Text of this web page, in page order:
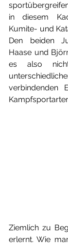
in diesem
Kumite- und
Den beiden
Haase und
es also
verbindenden
Ziemlich zu
erlernt. Wie